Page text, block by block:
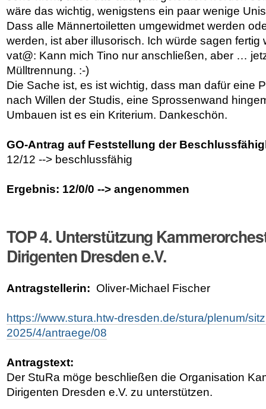
wäre das wichtig, wenigstens ein paar wenige
Dass alle Männertoiletten umgewidmet werden
werden, ist aber illusorisch. Ich würde sagen fertig
vat@: Kann mich Tino nur anschließen, aber …
Mülltrennung. :-)
Die Sache ist, es ist wichtig, dass man dafür eine
nach Willen der Studis, eine Sprossenwand
Umbauen ist es ein Kriterium. Dankeschön.
GO-Antrag auf Feststellung der
12/12 --> beschlussfähig
Ergebnis: 12/0/0 --> angenommen
TOP 4. Unterstützung
Dirigenten Dresden e.V.
Antragstellerin: Oliver-Michael Fischer
https://www.stura.htw-dresden.de/stura/plenum/
2025/4/antraege/08
Antragstext:
Der StuRa möge beschließen die Organisation
Dirigenten Dresden e.V. zu unterstützen.